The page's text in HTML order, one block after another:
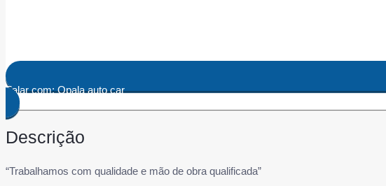
Falar com: Opala auto car
Descrição
“Trabalhamos com qualidade e mão de obra qualificada”